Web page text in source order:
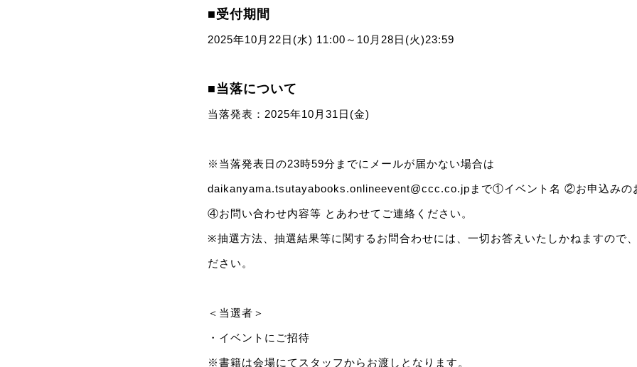
■受付期間
2025年10月22日(水) 11:00～10月28日(火)23:59
■当落について
当落発表：2025年10月31日(金)
※当落発表日の23時59分までにメールが届かない場合は
daikanyama.tsutayabooks.onlineevent@ccc.co.jpまで①イベント名 ②お申込みの
④お問い合わせ内容等 とあわせてご連絡ください。
※抽選方法、抽選結果等に関するお問合わせには、一切お答えいたしかねますので
ださい。
＜当選者＞
・イベントにご招待
※書籍は会場にてスタッフからお渡しとなります。